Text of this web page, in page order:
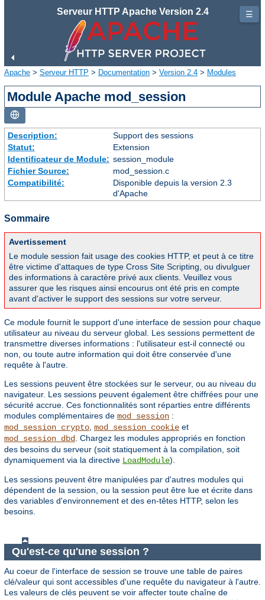
Serveur HTTP Apache Version 2.4
Apache > Serveur HTTP > Documentation > Version 2.4 > Modules
Module Apache mod_session
Description:
Support des sessions
Statut:
Extension
Identificateur de Module: session_module
Fichier Source:
mod_session.c
Compatibilité:
Disponible depuis la version 2.3
d'Apache
Sommaire
Avertissement
Le module session fait usage des cookies HTTP, et peut à ce titre
être victime d'attaques de type Cross Site Scripting, ou divulguer
des informations à caractère privé aux clients. Veuillez vous
assurer que les risques ainsi encourus ont été pris en compte
avant d'activer le support des sessions sur votre serveur.
Ce module fournit le support d'une interface de session pour chaque
utilisateur au niveau du serveur global. Les sessions permettent de
transmettre diverses informations : l'utilisateur est-il connecté ou
non, ou toute autre information qui doit être conservée d'une
requête à l'autre.
Les sessions peuvent être stockées sur le serveur, ou au niveau du
navigateur. Les sessions peuvent également être chiffrées pour une
sécurité accrue. Ces fonctionnalités sont réparties entre différents
modules complémentaires de mod_session :
mod_session_crypto mod_session_cookie et
mod_session_dbd
. Chargez les modules appropriés en fonction
des besoins du serveur (soit statiquement à la compilation, soit
dynamiquement via la directive LoadModule).
Les sessions peuvent être manipulées par d'autres modules qui
dépendent de la session, ou la session peut être lue et écrite dans
des variables d'environnement et des en-têtes HTTP, selon les
besoins.
Qu'est-ce qu'une session ?
Au coeur de l'interface de session se trouve une table de paires
clé/valeur qui sont accessibles d'une requête du navigateur à l'autre.
Les valeurs de clés peuvent se voir affecter toute chaîne de
☰